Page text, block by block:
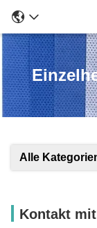
Alle
Kontakt